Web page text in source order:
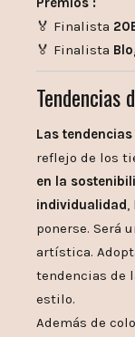
🏅 Finalista
🏅 Finalista
Tendencias
Las
reflejo de los
en la
individualidad,
ponerse. Será
artística.
tendencias de
estilo.
Además de